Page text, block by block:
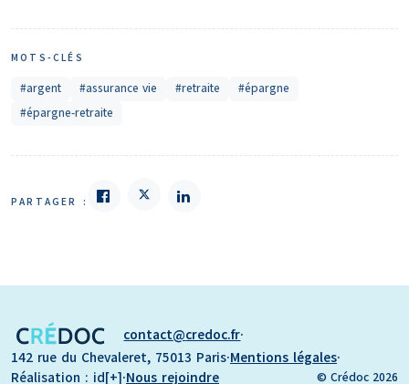
MOTS-CLÉS
#argent #assurance vie #retraite
#épargne
#épargne-retraite
PARTAGER :
contact credoc.fr·
142 rue du Chevaleret, 75013 Paris·Mentions légales·
Réalisation : id[+]·Nous rejoindre © Crédoc 2026